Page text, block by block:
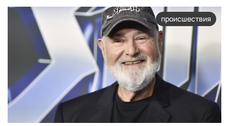
происшествия